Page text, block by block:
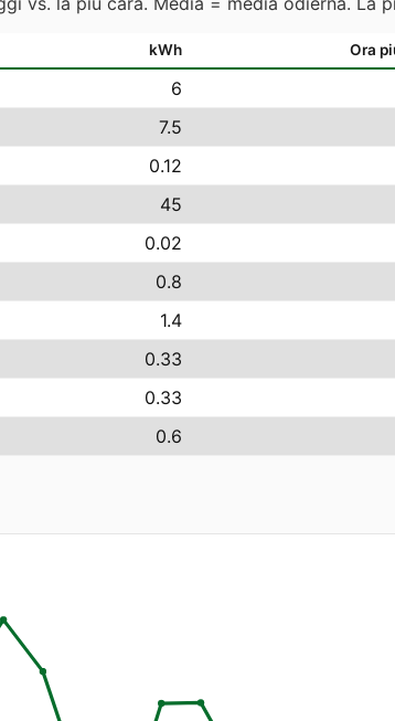
kWh Ora
6
7.5
0.12
45
0.02
0.8
1.4
0.33
0.33
0.6